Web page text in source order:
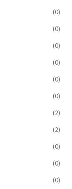
(0)
(0)
(0)
(0)
(0)
(0)
(2)
(2)
(0)
(0)
(0)